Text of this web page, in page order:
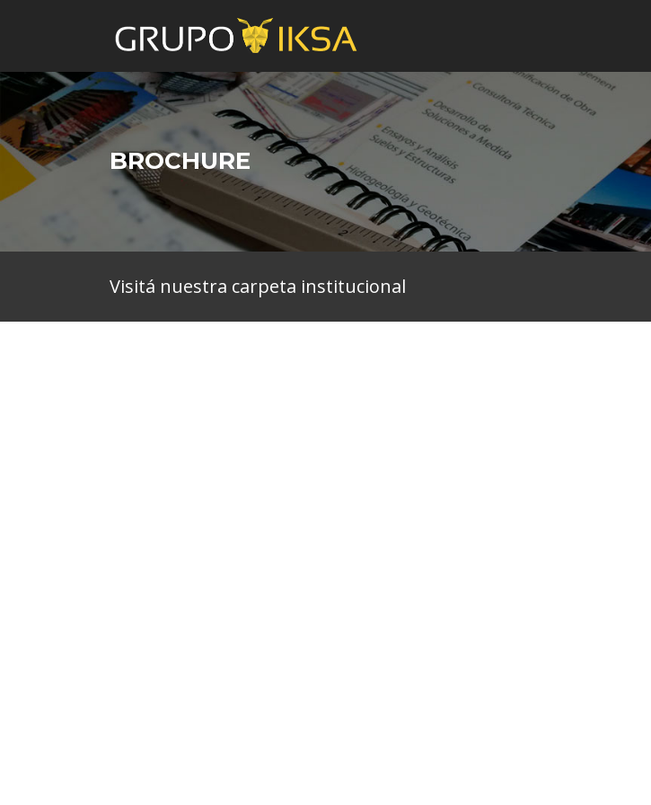
BROCHURE
Visitá nuestra carpeta institucional